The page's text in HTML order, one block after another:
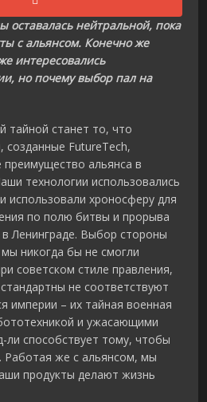
оставалась нейтральной, пока
с альянсом. Конечно же
интересовались
но почему выбор пал на
станет то, что
созданные FutureTech,
альянса в
технологии использовались
использовали хроносферу для
по полю битвы и прорыва
Ленинграде. Выбор стороны
никогда бы не смогли
советском стиле правления,
не соответствуют
империи – их тайная военная
и ужасающими
ли способствует тому, чтобы
Работая же с альянсом, мы
продукты делают жизнь